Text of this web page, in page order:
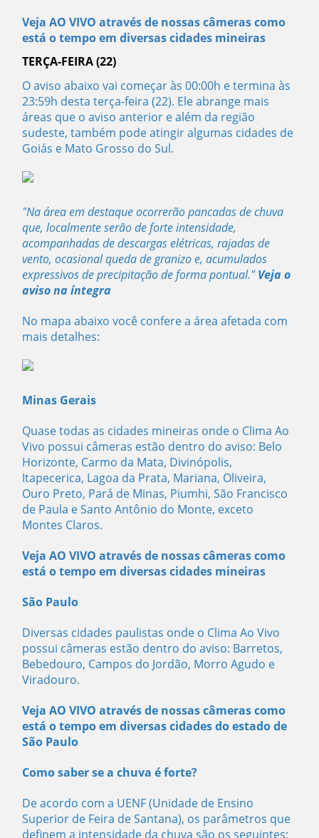
Veja AO VIVO através de nossas câmeras como
está o tempo em diversas cidades mineiras
TERÇA-FEIRA (22)
O aviso abaixo vai começar às 00:00h e termina às
23:59h desta terça-feira (22). Ele abrange mais
áreas que o aviso anterior e além da região
sudeste, também pode atingir algumas cidades de
Goiás e Mato Grosso do Sul.
"Na área em destaque ocorrerão pancadas de chuva
que, localmente serão de forte intensidade,
acompanhadas de descargas elétricas, rajadas de
vento, ocasional queda de granizo e, acumulados
expressivos de precipitação de forma pontual."Veja o
aviso na íntegra
No mapa abaixo você confere a área afetada com
mais detalhes:
Minas Gerais
Quase todas as cidades mineiras onde o Clima Ao
Vivo possui câmeras estão dentro do aviso: Belo
Horizonte, Carmo da Mata, Divinópolis,
Itapecerica, Lagoa da Prata, Mariana, Oliveira,
Ouro Preto, Pará de Minas, Piumhi, São Francisco
de Paula e Santo Antônio do Monte, exceto
Montes Claros.
Veja AO VIVO através de nossas câmeras como
está o tempo em diversas cidades mineiras
São Paulo
Diversas cidades paulistas onde o Clima Ao Vivo
possui câmeras estão dentro do aviso: Barretos,
Bebedouro, Campos do Jordão, Morro Agudo e
Viradouro.
Veja AO VIVO através de nossas câmeras como
está o tempo em diversas cidades do estado de
São Paulo
Como saber se a chuva é forte?
De acordo com a UENF (Unidade de Ensino
Superior de Feira de Santana), os parâmetros que
definem a intensidade da chuva são os seguintes: